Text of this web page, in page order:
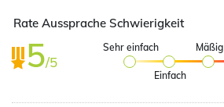
Rate Aussprache Schwierigkeit
5/5
Sehr einfach
Einfach
Mäßig